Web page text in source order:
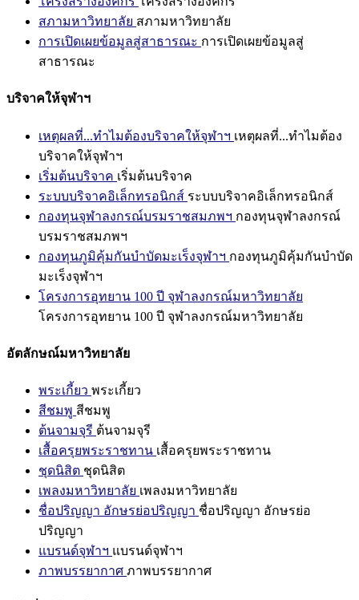
สภามหาวิทยาลัย สภามหาวิทยาลัย
การเปิดเผยข้อมูลสู่สาธารณะ การเปิดเผยข้อมูลสู่
สาธารณะ
บริจาคให้จุฬาฯ
เหตุผลที่...ทำไมต้องบริจาคให้จุฬาฯ เหตุผลที่...ทำไมต้อง
บริจาคให้จุฬาฯ
เริ่มต้นบริจาค เริ่มต้นบริจาค
ระบบบริจาคอิเล็กทรอนิกส์ ระบบบริจาคอิเล็กทรอนิกส์
กองทุนจุฬาลงกรณ์บรมราชสมภพฯ กองทุนจุฬาลงกรณ์
บรมราชสมภพฯ
กองทุนภูมิคุ้มกันบำบัดมะเร็งจุฬาฯ กองทุนภูมิคุ้มกันบำบัด
มะเร็งจุฬาฯ
โครงการอุทยาน 100 ปี จุฬาลงกรณ์มหาวิทยาลัย
โครงการอุทยาน 100 ปี จุฬาลงกรณ์มหาวิทยาลัย
อัตลักษณ์มหาวิทยาลัย
พระเกี้ยว พระเกี้ยว
สีชมพู สีชมพู
ต้นจามจุรี ต้นจามจุรี
เสื้อครุยพระราชทาน เสื้อครุยพระราชทาน
ชุดนิสิต ชุดนิสิต
เพลงมหาวิทยาลัย เพลงมหาวิทยาลัย
ชื่อปริญญา อักษรย่อปริญญา ชื่อปริญญา อักษรย่อ
ปริญญา
แบรนด์จุฬาฯ แบรนด์จุฬาฯ
ภาพบรรยากาศ ภาพบรรยากาศ